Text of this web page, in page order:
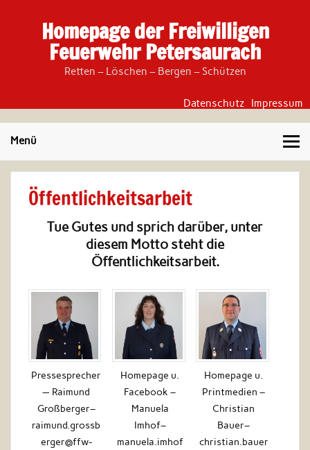
Homepage der Freiwilligen
Feuerwehr Petersaurach
Retten – Löschen – Bergen – Schützen
Datenschutz Impressum
Menü
Öffentlichkeitsarbeit
Tue Gutes und sprich darüber, unter
diesem Motto steht die
Öffentlichkeitsarbeit.
Pressesprecher
— Raimund
Großberger–
raimund.grossb
erger@ffw-
Homepage u.
Facebook –
Manuela
Imhof–
manuela.imhof
Homepage u.
Printmedien –
Christian
Bauer–
christian.bauer